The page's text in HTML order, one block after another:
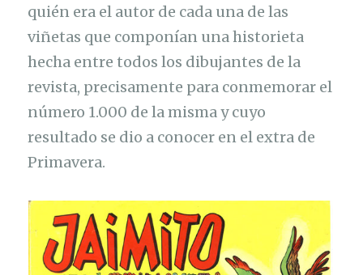
quién era el autor de cada una de las
viñetas que componían una historieta
hecha entre todos los dibujantes de la
revista, precisamente para conmemorar el
número 1.000 de la misma y cuyo
resultado se dio a conocer en el extra de
Primavera.